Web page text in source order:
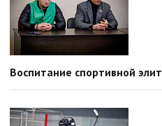
Воспитание спортивной